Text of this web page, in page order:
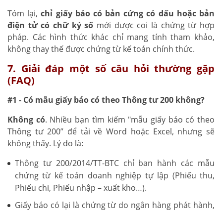
Tóm lại,chỉ giấy báo có bản cứng có dấu hoặc bản
điện tử có chữ ký số mới được coi là chứng từ hợp
pháp. Các hình thức khác chỉ mang tính tham khảo,
không thay thế được chứng từ kế toán chính thức.
7. Giải đáp một số câu hỏi thường gặp
(FAQ)
#1 - Có mẫu giấy báo có theo Thông tư 200 không?
Không có. Nhiều bạn tìm kiếm "mẫu giấy báo có theo
Thông tư 200” để tải về Word hoặc Excel, nhưng sẽ
không thấy. Lý do là:
Thông tư 200/2014/TT-BTC chỉ ban hành các mẫu
chứng từ kế toán doanh nghiệp tự lập (Phiếu thu,
Phiếu chi, Phiếu nhập – xuất kho…).
Giấy báo có lại là chứng từ do ngân hàng phát hành,